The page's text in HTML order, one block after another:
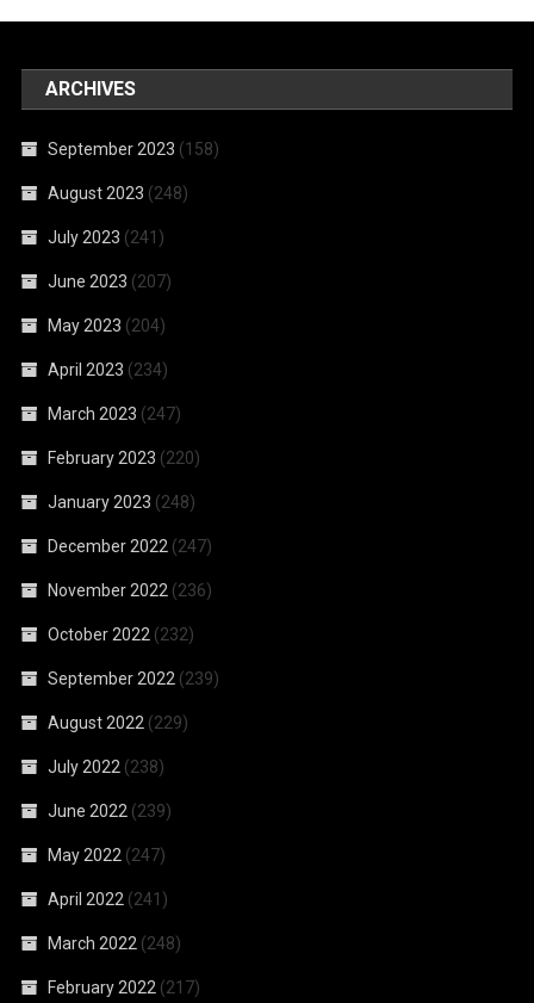
ARCHIVES
September 2023 (158)
August 2023 (248)
July 2023 (241)
June 2023 (207)
May 2023 (204)
April 2023 (234)
March 2023 (247)
February 2023 (220)
January 2023 (248)
December 2022 (247)
November 2022 (236)
October 2022 (232)
September 2022 (239)
August 2022 (229)
July 2022 (238)
June 2022 (239)
May 2022 (247)
April 2022 (241)
March 2022 (248)
February 2022 (217)